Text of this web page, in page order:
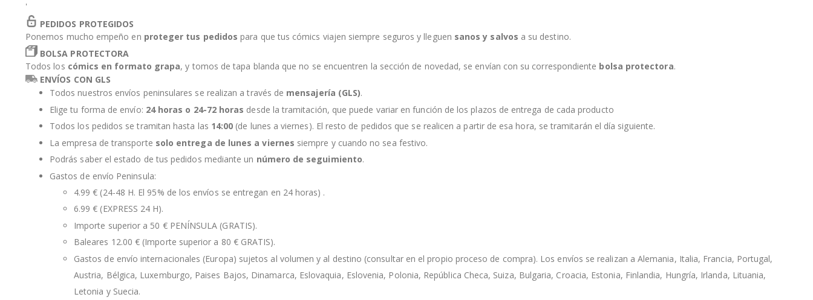
imágenes
'
PEDIDOS PROTEGIDOS
Ponemos mucho empeño en proteger tus pedidos para que tus cómics viajen siempre seguros y lleguen sanos y salvos a su destino.
BOLSA PROTECTORA
Todos los cómics en formato grapa, y tomos de tapa blanda que no se encuentren la sección de novedad, se envían con su correspondiente bolsa protectora.
ENVÍOS CON GLS
Todos nuestros envíos peninsulares se realizan a través de mensajería (GLS).
Elige tu forma de envío: 24 horas o 24-72 horas desde la tramitación, que puede variar en función de los plazos de entrega de cada producto
Todos los pedidos se tramitan hasta las 14:00 (de lunes a viernes). El resto de pedidos que se realicen a partir de esa hora, se tramitarán el día siguiente.
La empresa de transporte solo entrega de lunes a viernes siempre y cuando no sea festivo.
Podrás saber el estado de tus pedidos mediante un número de seguimiento.
Gastos de envío Peninsula:
4.99 € (24-48 H. El 95% de los envíos se entregan en 24 horas) .
6.99 € (EXPRESS 24 H).
Importe superior a 50 € PENÍNSULA (GRATIS).
Baleares 12.00 € (Importe superior a 80 € GRATIS).
Gastos de envío internacionales (Europa) sujetos al volumen y al destino (consultar en el propio proceso de compra). Los envíos se realizan a Alemania, Italia, Francia, Portugal,
Austria, Bélgica, Luxemburgo, Paises Bajos, Dinamarca, Eslovaquia, Eslovenia, Polonia, República Checa, Suiza, Bulgaria, Croacia, Estonia, Finlandia, Hungría, Irlanda, Lituania,
Letonia y Suecia.